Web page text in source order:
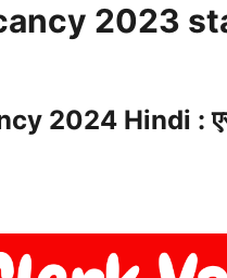
2023
2024 Hindi :